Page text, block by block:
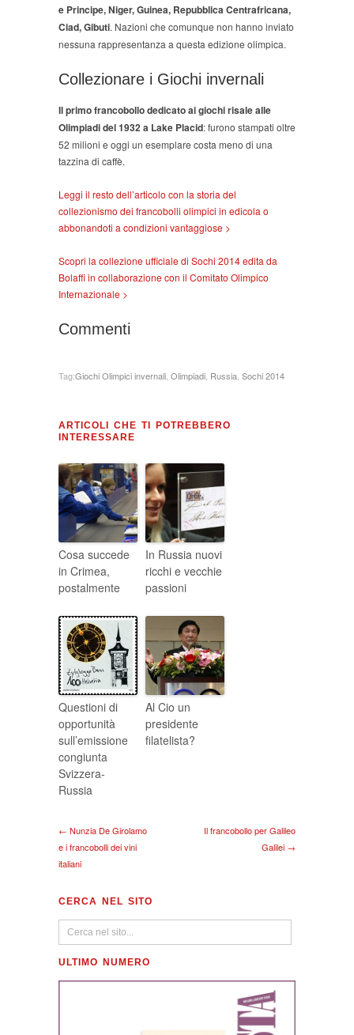
e Principe, Niger, Guinea, Repubblica Centrafricana,
Ciad, Gibuti. Nazioni che comunque non hanno inviato
nessuna rappresentanza a questa edizione olimpica.
Collezionare i Giochi invernali
Il primo francobollo dedicato ai giochi risale alle
Olimpiadi del 1932 a Lake Placid: furono stampati oltre
52 milioni e oggi un esemplare costa meno di una
tazzina di caffè.
Leggi il resto dell’articolo con la storia del
collezionismo dei francobolli olimpici in edicola o
abbonandoti a condizioni vantaggiose >
Scopri la collezione ufficiale di Sochi 2014 edita da
Bolaffi in collaborazione con il Comitato Olimpico
Internazionale >
Commenti
Tag:Giochi Olimpici invernali Olimpiadi Russia Sochi 2014
ARTICOLI CHE TI POTREBBERO
INTERESSARE
Cosa succede
in Crimea,
postalmente
In Russia nuovi
ricchi e vecchie
passioni
Questioni di
opportunità
sull’emissione
congiunta
Svizzera-
Russia
Al Cio un
presidente
filatelista?
← Nunzia De Girolamo
e i francobolli dei vini
italiani
Il francobollo per Galileo
Galilei →
CERCA NEL SITO
ULTIMO NUMERO